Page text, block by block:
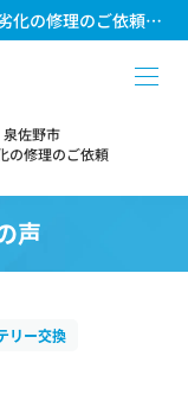
大阪府泉佐野市よりiPhone8のバッテリー劣化の修理のご依頼[2023/4/2]
泉佐野市
の修理のご依頼
声
リー交換